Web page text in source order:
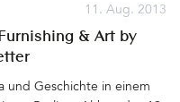
11. Aug. 2013
& Art by
und Geschichte in einem